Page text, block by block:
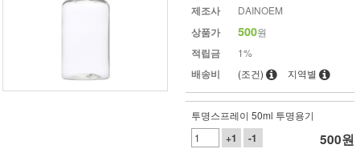
제조사 DAINOEM
상품가 500원
적립금 1%
배송비 (조건) 지역별
투명스프레이 50ml 투명용기
+1 -1 500원